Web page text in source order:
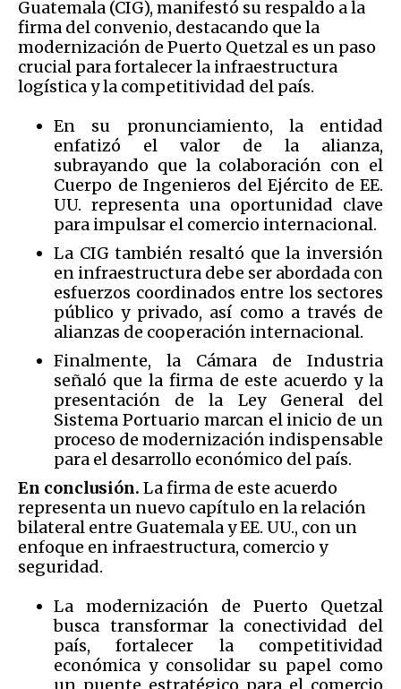
Guatemala (CIG), manifestó su respaldo a la
firma del convenio, destacando que la
modernización de Puerto Quetzal es un paso
crucial para fortalecer la infraestructura
logística y la competitividad del país.
En su pronunciamiento, la entidad
enfatizó el valor de la alianza,
subrayando que la colaboración con el
Cuerpo de Ingenieros del Ejército de EE.
UU. representa una oportunidad clave
para impulsar el comercio internacional.
La CIG también resaltó que la inversión
en infraestructura debe ser abordada con
esfuerzos coordinados entre los sectores
público y privado, así como a través de
alianzas de cooperación internacional.
Finalmente, la Cámara de Industria
señaló que la firma de este acuerdo y la
presentación de la Ley General del
Sistema Portuario marcan el inicio de un
proceso de modernización indispensable
para el desarrollo económico del país.
En conclusión. La firma de este acuerdo
representa un nuevo capítulo en la relación
bilateral entre Guatemala y EE. UU., con un
enfoque en infraestructura, comercio y
seguridad.
La modernización de Puerto Quetzal
busca transformar la conectividad del
país, fortalecer la competitividad
económica y consolidar su papel como
un puente estratégico para el comercio